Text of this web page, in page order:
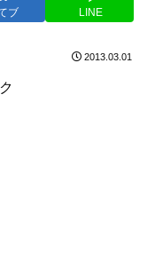
ブ LINE
2013.03.01